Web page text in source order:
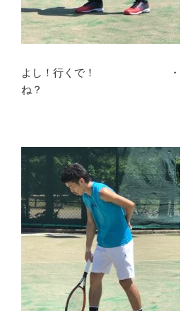
よし！行くで！ ・・・
ね？